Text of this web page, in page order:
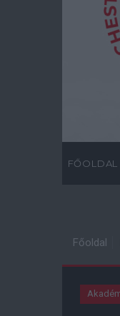
FŐOLDAL
Főoldal